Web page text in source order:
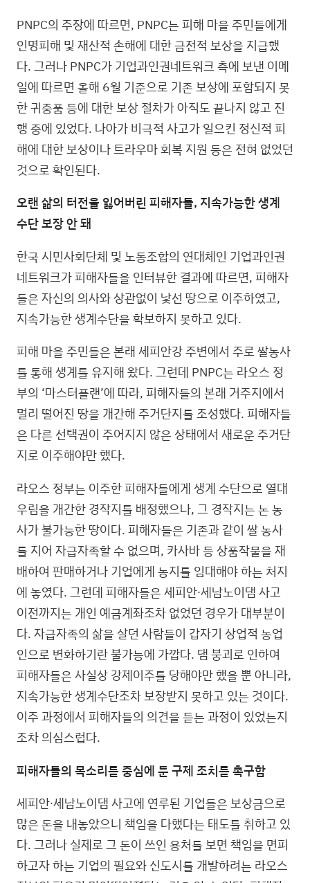
PNPC의 주장에 따르면, PNPC는 피해 마을 주민들에게
인명피해 및 재산적 손해에 대한 금전적 보상을 지급했
다. 그러나 PNPC가 기업과인권네트워크 측에 보낸 이메
일에 따르면 올해 6월 기준으로 기존 보상에 포함되지 못
한 귀중품 등에 대한 보상 절차가 아직도 끝나지 않고 진
행 중에 있었다. 나아가 비극적 사고가 일으킨 정신적 피
해에 대한 보상이나 트라우마 회복 지원 등은 전혀 없었던
것으로 확인된다.
오랜 삶의 터전을 잃어버린 피해자들, 지속가능한 생계
수단 보장 안 돼
한국 시민사회단체 및 노동조합의 연대체인 기업과인권
네트워크가 피해자들을 인터뷰한 결과에 따르면, 피해자
들은 자신의 의사와 상관없이 낯선 땅으로 이주하였고,
지속가능한 생계수단을 확보하지 못하고 있다.
피해 마을 주민들은 본래 세피안강 주변에서 주로 쌀농사
를 통해 생계를 유지해 왔다. 그런데 PNPC는 라오스 정
부의 ‘마스터플랜’에 따라, 피해자들의 본래 거주지에서
멀리 떨어진 땅을 개간해 주거단지를 조성했다. 피해자들
은 다른 선택권이 주어지지 않은 상태에서 새로운 주거단
지로 이주해야만 했다.
라오스 정부는 이주한 피해자들에게 생계 수단으로 열대
우림을 개간한 경작지를 배정했으나, 그 경작지는 논 농
사가 불가능한 땅이다. 피해자들은 기존과 같이 쌀 농사
를 지어 자급자족할 수 없으며, 카사바 등 상품작물을 재
배하여 판매하거나 기업에게 농지를 임대해야 하는 처지
에 놓였다. 그런데 피해자들은 세피안∙세남노이댐 사고
이전까지는 개인 예금계좌조차 없었던 경우가 대부분이
다. 자급자족의 삶을 살던 사람들이 갑자기 상업적 농업
인으로 변화하기란 불가능에 가깝다. 댐 붕괴로 인하여
피해자들은 사실상 강제이주를 당해야만 했을 뿐 아니라,
지속가능한 생계수단조차 보장받지 못하고 있는 것이다.
이주 과정에서 피해자들의 의견을 듣는 과정이 있었는지
조차 의심스럽다.
피해자들의 목소리를 중심에 둔 구제 조치를 촉구함
세피안∙세남노이댐 사고에 연루된 기업들은 보상금으로
많은 돈을 내놓았으니 책임을 다했다는 태도를 취하고 있
다. 그러나 실제로 그 돈이 쓰인 용처를 보면 책임을 면피
하고자 하는 기업의 필요와 신도시를 개발하려는 라오스